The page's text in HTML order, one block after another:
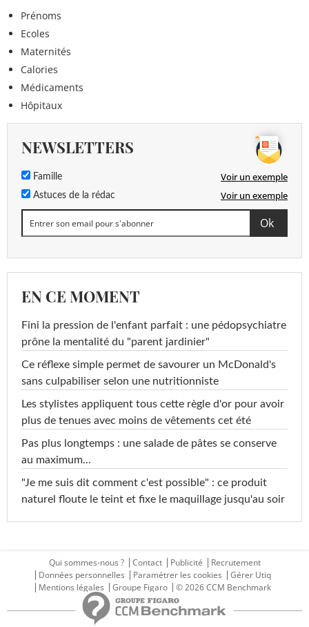
Prénoms
Ecoles
Maternités
Calories
Médicaments
Hôpitaux
NEWSLETTERS
Famille Voir un exemple
Astuces de la rédac Voir un exemple
EN CE MOMENT
Fini la pression de l'enfant parfait : une pédopsychiatre
prône la mentalité du "parent jardinier"
Ce réflexe simple permet de savourer un McDonald's
sans culpabiliser selon une nutritionniste
Les stylistes appliquent tous cette règle d'or pour avoir
plus de tenues avec moins de vêtements cet été
Pas plus longtemps : une salade de pâtes se conserve
au maximum...
"Je me suis dit comment c'est possible" : ce produit
naturel floute le teint et fixe le maquillage jusqu'au soir
Qui sommes-nous ? Contact Publicité
Recrutement
Données personnelles
Paramétrer les cookies
Gérer Utiq
Mentions légales
Groupe Figaro © 2026 CCM Benchmark